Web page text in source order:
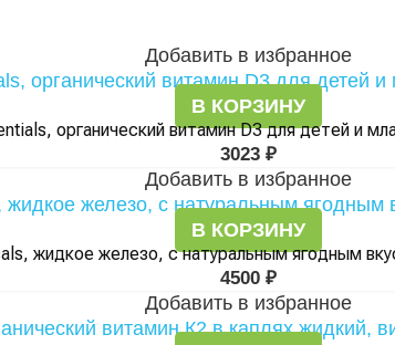
Добавить в избранное
В КОРЗИНУ
органический витамин D3 для детей и
3023 ₽
Добавить в избранное
В КОРЗИНУ
жидкое железо, с натуральным ягодным
4500 ₽
Добавить в избранное